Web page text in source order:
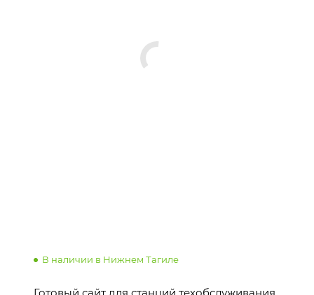
В наличии в Нижнем Тагиле